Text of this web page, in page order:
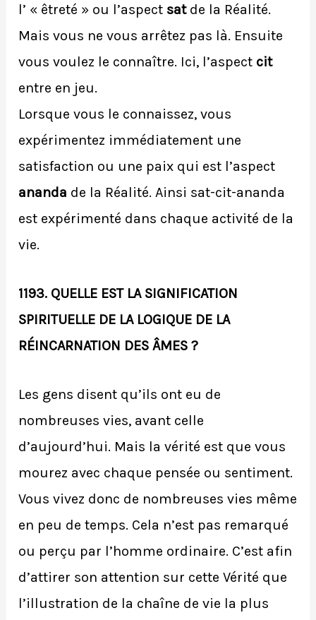
l’ « êtreté » ou l’aspect satde la Réalité.
Mais vous ne vous arrêtez pas là. Ensuite
vous voulez le connaître. Ici, l’aspect cit
entre en jeu.
Lorsque vous le connaissez, vous
expérimentez immédiatement une
satisfaction ou une paix qui est l’aspect
ananda de la Réalité. Ainsi sat-cit-ananda
est expérimenté dans chaque activité de la
vie.
1193. QUELLE EST LA SIGNIFICATION
SPIRITUELLE DE LA LOGIQUE DE LA
RÉINCARNATION DES ÂMES ?
Les gens disent qu’ils ont eu de
nombreuses vies, avant celle
d’aujourd’hui. Mais la vérité est que vous
mourez avec chaque pensée ou sentiment.
Vous vivez donc de nombreuses vies même
en peu de temps. Cela n’est pas remarqué
ou perçu par l’homme ordinaire. C’est afin
d’attirer son attention sur cette Vérité que
l’illustration de la chaîne de vie la plus